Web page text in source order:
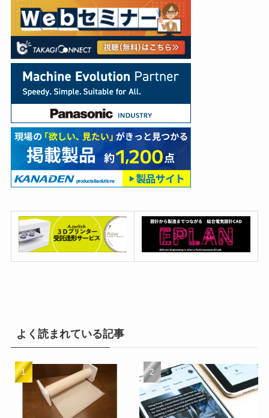
よく読まれている記事